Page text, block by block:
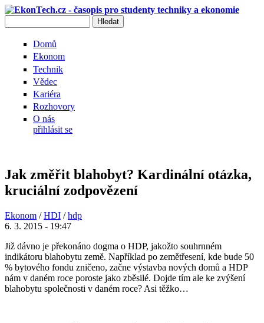
Přejít k hlavnímu obsahu
Domů
Ekonom
Technik
Vědec
Kariéra
Rozhovory
O nás
přihlásit se
Jak změřit blahobyt? Kardinální otázka,
kruciální zodpovězení
Ekonom /HDI /hdp
6. 3. 2015 - 19:47
Již dávno je překonáno dogma o HDP, jakožto souhrnném
indikátoru blahobytu země. Například po zemětřesení, kde bude 50
% bytového fondu zničeno, začne výstavba nových domů a HDP
nám v daném roce poroste jako zběsilé. Dojde tím ale ke zvýšení
blahobytu společnosti v daném roce? Asi těžko…